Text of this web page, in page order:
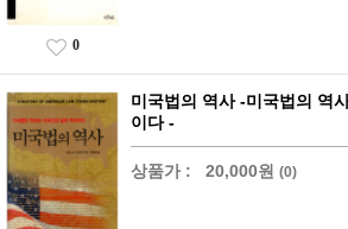
0
미국법의 역사 -미국법의 역
이다 -
상품가 : 20,000원 (0)